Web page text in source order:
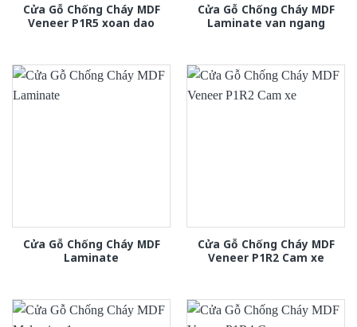
Cửa Gỗ Chống Cháy MDF
Veneer P1R5 xoan dao
Cửa Gỗ Chống Cháy MDF
Laminate van ngang
Cửa Gỗ Chống Cháy MDF
Laminate
Cửa Gỗ Chống Cháy MDF
Veneer P1R2 Cam xe